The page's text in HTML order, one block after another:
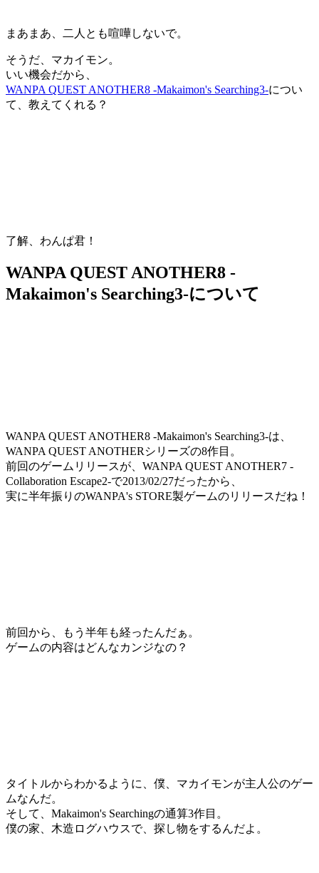
まあまあ、二人とも喧嘩しないで。
そうだ、マカイモン。
いい機会だから、
WANPA QUEST ANOTHER8 -Makaimon's Searching3-につい
て、教えてくれる？
了解、わんぱ君！
WANPA QUEST ANOTHER8 -
Makaimon's Searching3-について
WANPA QUEST ANOTHER8 -Makaimon's Searching3-は、
WANPA QUEST ANOTHERシリーズの8作目。
前回のゲームリリースが、WANPA QUEST ANOTHER7 -
Collaboration Escape2-で2013/02/27だったから、
実に半年振りのWANPA's STORE製ゲームのリリースだね！
前回から、もう半年も経ったんだぁ。
ゲームの内容はどんなカンジなの？
タイトルからわかるように、僕、マカイモンが主人公のゲー
ムなんだ。
そして、Makaimon's Searchingの通算3作目。
僕の家、木造ログハウスで、探し物をするんだよ。